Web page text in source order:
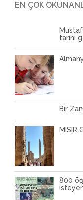
EN ÇOK
tarihi
Bir
MISIR
800